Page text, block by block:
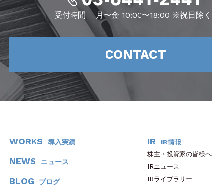
受付時間 月〜金 10:00〜18:00 ※祝日除く
CONTACT
WORKS 導入実績
NEWS ニュース
BLOG ブログ
IR IR情報
株主・投資家の皆様へ
IRニュース
IRライブラリー